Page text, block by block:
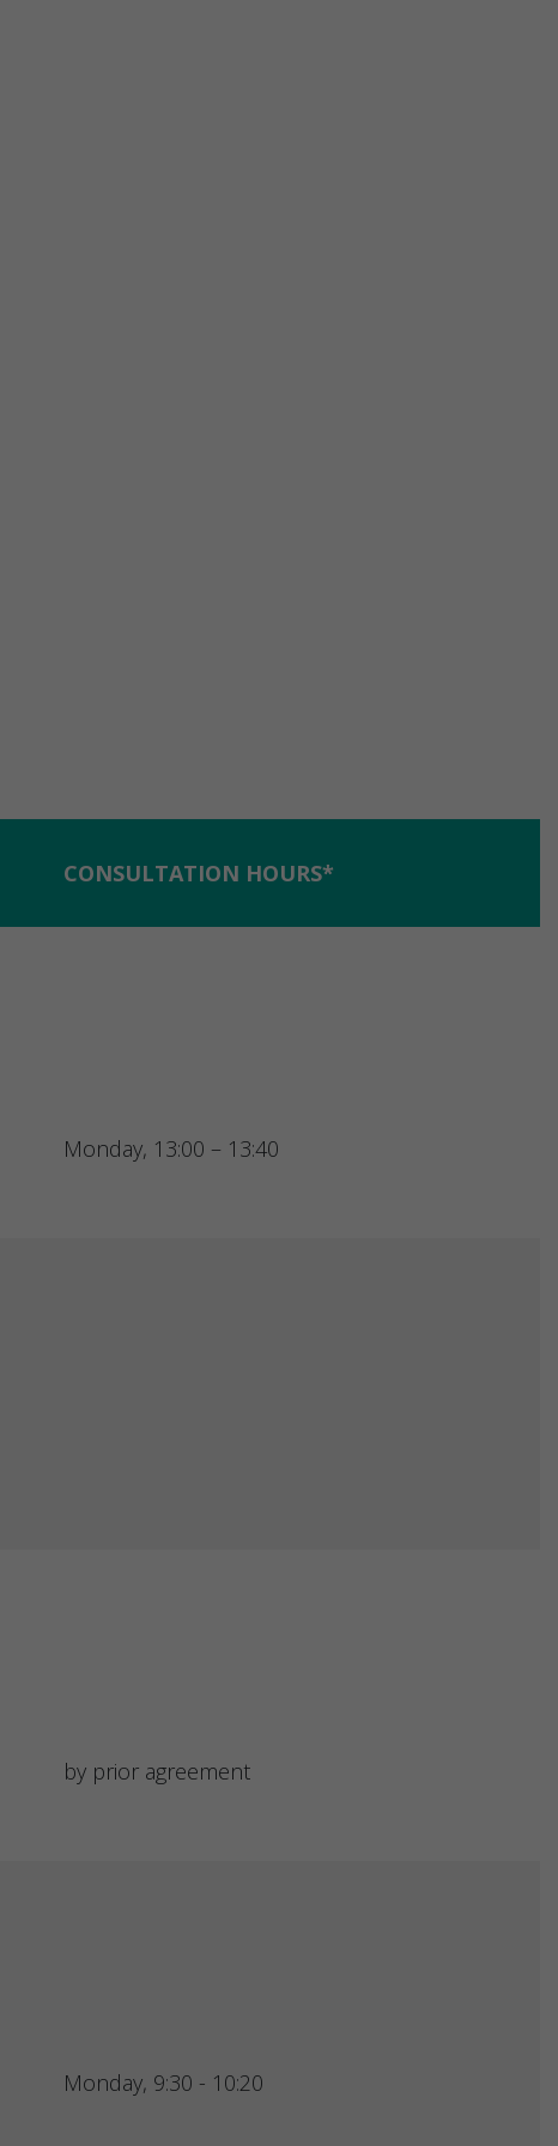
CONSULTATION HOURS*
Monday, 13:00 – 13:40
by prior agreement
Monday, 9:30 - 10:20